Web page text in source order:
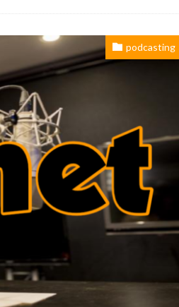
podcasting